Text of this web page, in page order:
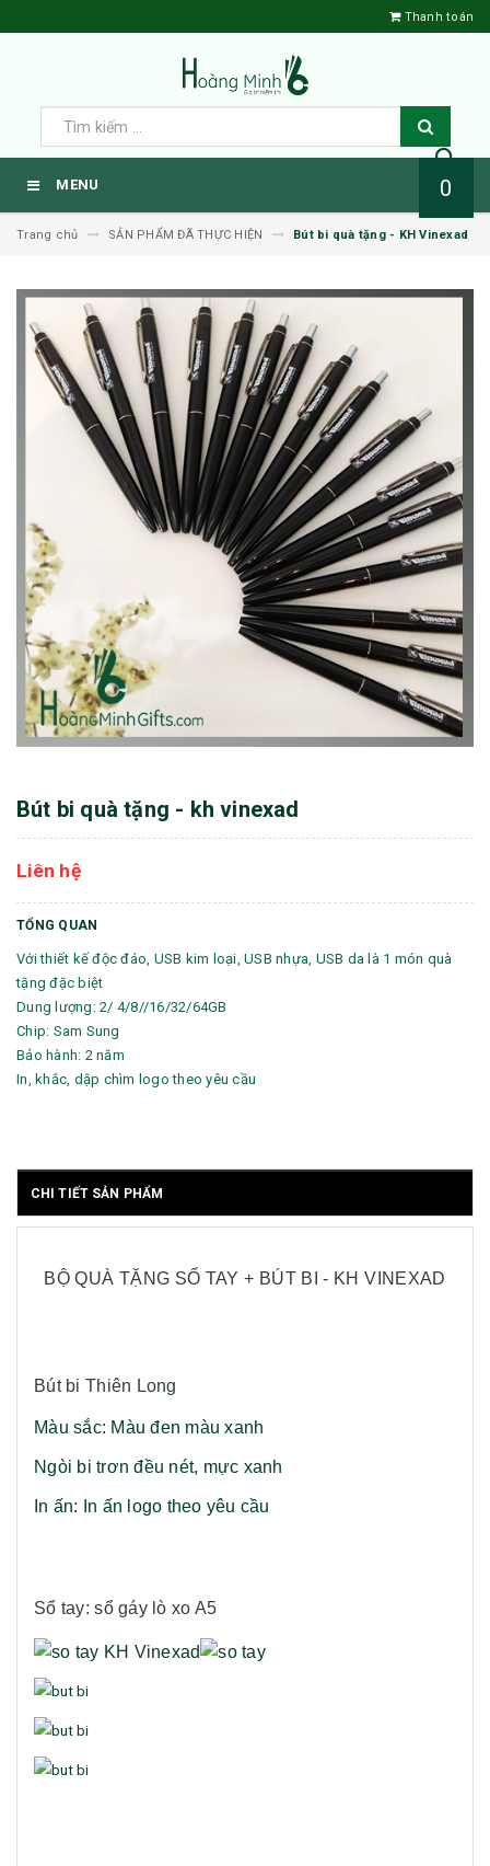
Thanh toán
MENU 0
Trang chủ SẢN PHẨM ĐÃ THỰC HIỆN Bút bi quà tặng - KH Vinexad
Bút bi quà tặng - kh vinexad
Liên hệ
TỔNG QUAN
Với thiết kế độc đáo, USB kim loại, USB nhựa, USB da là 1 món quà
tặng đặc biệt
Dung lượng: 2/ 4/8//16/32/64GB
Chip: Sam Sung
Bảo hành: 2 năm
In, khắc, dập chìm logo theo yêu cầu
CHI TIẾT SẢN PHẨM
BỘ QUÀ TẶNG SỔ TAY + BÚT BI - KH VINEXAD
Bút bi Thiên Long
Màu sắc: Màu đen màu xanh
Ngòi bi trơn đều nét, mực xanh
In ấn: In ấn logo theo yêu cầu
Sổ tay: sổ gáy lò xo A5